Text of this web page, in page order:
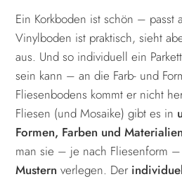
Ein Korkboden ist schön – passt
Vinylboden ist praktisch, sieht
aus. Und so individuell ein
sein kann – an die Farb- und
Fliesenbodens kommt er nicht
Fliesen (und Mosaike) gibt es in
Formen, Farben und Materialien
man sie – je nach Fliesenform
Mustern verlegen. Der